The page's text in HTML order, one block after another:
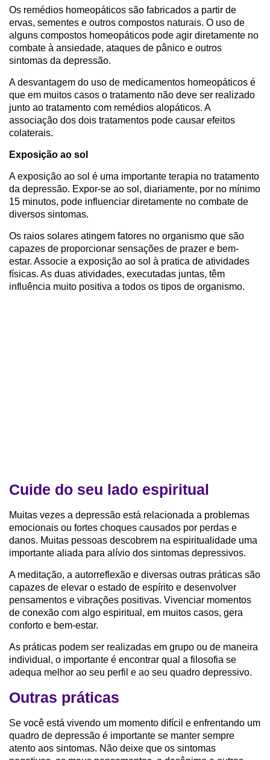
Os remédios homeopáticos são fabricados a partir de
ervas, sementes e outros compostos naturais. O uso de
alguns compostos homeopáticos pode agir diretamente no
combate à ansiedade, ataques de pânico e outros
sintomas da depressão.
A desvantagem do uso de medicamentos homeopáticos é
que em muitos casos o tratamento não deve ser realizado
junto ao tratamento com remédios alopáticos. A
associação dos dois tratamentos pode causar efeitos
colaterais.
Exposição ao sol
A exposição ao sol é uma importante terapia no tratamento
da depressão. Expor-se ao sol, diariamente, por no mínimo
15 minutos, pode influenciar diretamente no combate de
diversos sintomas.
Os raios solares atingem fatores no organismo que são
capazes de proporcionar sensações de prazer e bem-
estar. Associe a exposição ao sol à pratica de atividades
físicas. As duas atividades, executadas juntas, têm
influência muito positiva a todos os tipos de organismo.
Cuide do seu lado espiritual
Muitas vezes a depressão está relacionada a problemas
emocionais ou fortes choques causados por perdas e
danos. Muitas pessoas descobrem na espiritualidade uma
importante aliada para alívio dos sintomas depressivos.
A meditação, a autorreflexão e diversas outras práticas são
capazes de elevar o estado de espírito e desenvolver
pensamentos e vibrações positivas. Vivenciar momentos
de conexão com algo espiritual, em muitos casos, gera
conforto e bem-estar.
As práticas podem ser realizadas em grupo ou de maneira
individual, o importante é encontrar qual a filosofia se
adequa melhor ao seu perfil e ao seu quadro depressivo.
Outras práticas
Se você está vivendo um momento difícil e enfrentando um
quadro de depressão é importante se manter sempre
atento aos sintomas. Não deixe que os sintomas